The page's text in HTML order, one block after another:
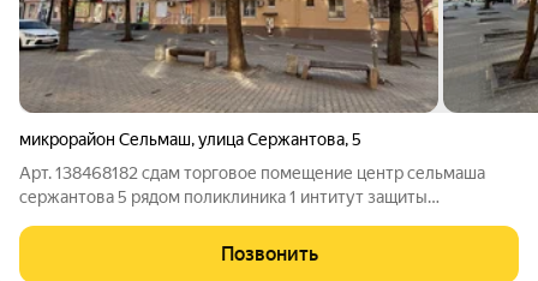
микрорайон Сельмаш,улица Сержантова,5
Арт. 138468182 сдам торговое помещение центр сельмаша
сержантова 5 рядом поликлиника 1 интитут защиты
Позвонить